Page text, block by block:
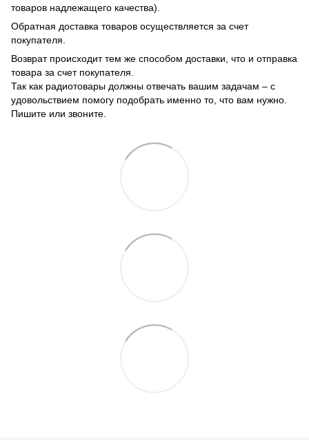
товаров надлежащего качества).
Обратная доставка товаров осуществляется за счет
покупателя.
Возврат происходит тем же способом доставки, что и отправка
товара за счет покупателя.
Так как радиотовары должны отвечать вашим задачам – с
удовольствием помогу подобрать именно то, что вам нужно.
Пишите или звоните.